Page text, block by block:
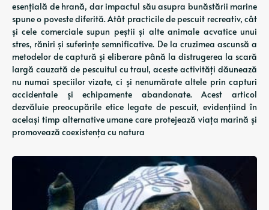
esențială de hrană, dar impactul său asupra bunăstării marine
spune o poveste diferită. Atât practicile de pescuit recreativ, cât
și cele comerciale supun peștii și alte animale acvatice unui
stres, răniri și suferințe semnificative. De la cruzimea ascunsă a
metodelor de captură și eliberare până la distrugerea la scară
largă cauzată de pescuitul cu traul, aceste activități dăunează
nu numai speciilor vizate, ci și nenumărate altele prin capturi
accidentale și echipamente abandonate. Acest articol
dezvăluie preocupările etice legate de pescuit, evidențiind în
același timp alternative umane care protejează viața marină și
promovează coexistența cu natura